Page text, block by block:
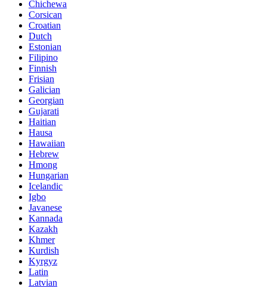
Chichewa
Corsican
Croatian
Dutch
Estonian
Filipino
Finnish
Frisian
Galician
Georgian
Gujarati
Haitian
Hausa
Hawaiian
Hebrew
Hmong
Hungarian
Icelandic
Igbo
Javanese
Kannada
Kazakh
Khmer
Kurdish
Kyrgyz
Latin
Latvian